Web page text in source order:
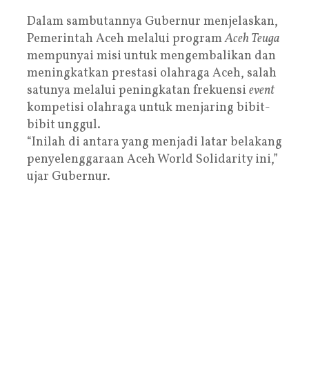
Dalam sambutannya Gubernur menjelaskan,
Pemerintah Aceh melalui programAceh Teuga
mempunyai misi untuk mengembalikan dan
meningkatkan prestasi olahraga Aceh, salah
satunya melalui peningkatan frekuensi event
kompetisi olahraga untuk menjaring bibit-
bibit unggul.
“Inilah di antara yang menjadi latar belakang
penyelenggaraan Aceh World Solidarity ini,”
ujar Gubernur.